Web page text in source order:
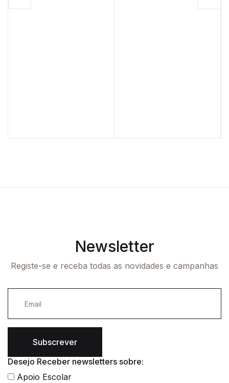
-10%
Newsletter
Registe-se e receba todas as novidades e campanhas
Subscrever
Desejo Receber newsletters sobre:
Apoio Escolar